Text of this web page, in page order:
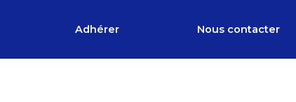
Adhérer Nous contacter